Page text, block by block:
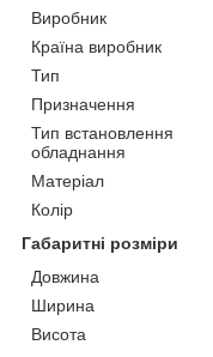
Виробник
Країна виробник
Тип
Призначення
Тип встановлення
обладнання
Матеріал
Колір
Габаритні розміри
Довжина
Ширина
Висота